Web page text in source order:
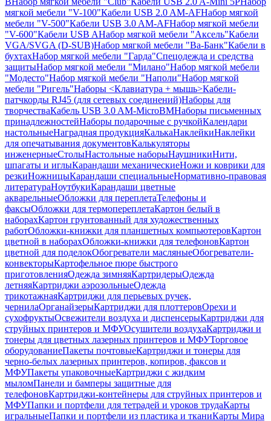
мягкой мебели "V-100"Кабели USB 2.0 AM-AFНабор мягкой
мебели "V-500"Кабели USB 3.0 AM-AFНабор мягкой мебели
"V-600"Кабели USB AНабор мягкой мебели "Аксель"Кабели
VGA/SVGA (D-SUB)Набор мягкой мебели "Ва-Банк"Кабели в
бухтахНабор мягкой мебели "Гарда"Спецодежда и средства
защитыНабор мягкой мебели "Милано"Набор мягкой мебели
"Модесто"Набор мягкой мебели "Наполи"Набор мягкой
мебели "Ригель"Наборы <Клавиатура + мышь>Кабели-
патчкорды RJ45 (для сетевых соединений)Наборы для
творчестваКабель USB 3.0 AM-MicroBMНаборы письменных
принадлежностейНаборы подарочные с ручкойКалендари
настольныеНаградная продукцияКалькаНаклейкиНаклейки
для опечатывания документовКалькуляторы
инженерныеСтолыНастольные наборыНаушникиНити,
шпагаты и иглыКарандаши механическиеНожи и коврики для
резкиНожницыКарандаши специальныеНормативно-правовая
литератураНоутбукиКарандаши цветные
акварельныеОбложки для переплетаТелефоны и
факсыОбложки для термопереплетаКартон белый в
наборахКартон грунтованный для художественных
работОбложки-книжки для планшетных компьютеровКартон
цветной в наборахОбложки-книжки для телефоновКартон
цветной для поделокОбогреватели масляныеОбогреватели-
конвекторыКартофельное пюре быстрого
приготовленияОдежда зимняяКартридерыОдежда
летняяКартриджи аэрозольныеОдежда
трикотажнаяКартриджи для перьевых ручек,
чернилаОрганайзерыКартриджи для плоттеровОрехи и
сухофруктыОсвежители воздуха и диспенсерыКартриджи для
струйных принтеров и МФУОсушители воздухаКартриджи и
тонеры для цветных лазерных принтеров и МФУТорговое
оборудованиеПакеты почтовыеКартриджи и тонеры для
черно-белых лазерных принтеров, копиров, факсов и
МФУПакеты упаковочныеКартриджи с жидким
мыломПанели и бамперы защитные для
телефоновКартриджи-контейнеры для струйных принтеров и
МФУПапки и портфели для тетрадей и уроков трудаКарты
игральныеПапки и портфели из пластика и тканиКарты Мира